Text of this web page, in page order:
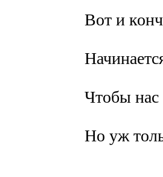
Вот и
Чтобы нас
Но уж